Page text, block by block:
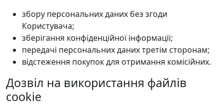
збору персональних даних без згоди
Користувача;
зберігання конфіденційної інформації;
передачі персональних даних третім сторонам;
відстеження покупок для отримання комісійних.
Дозвіл на використання файлів
cookie